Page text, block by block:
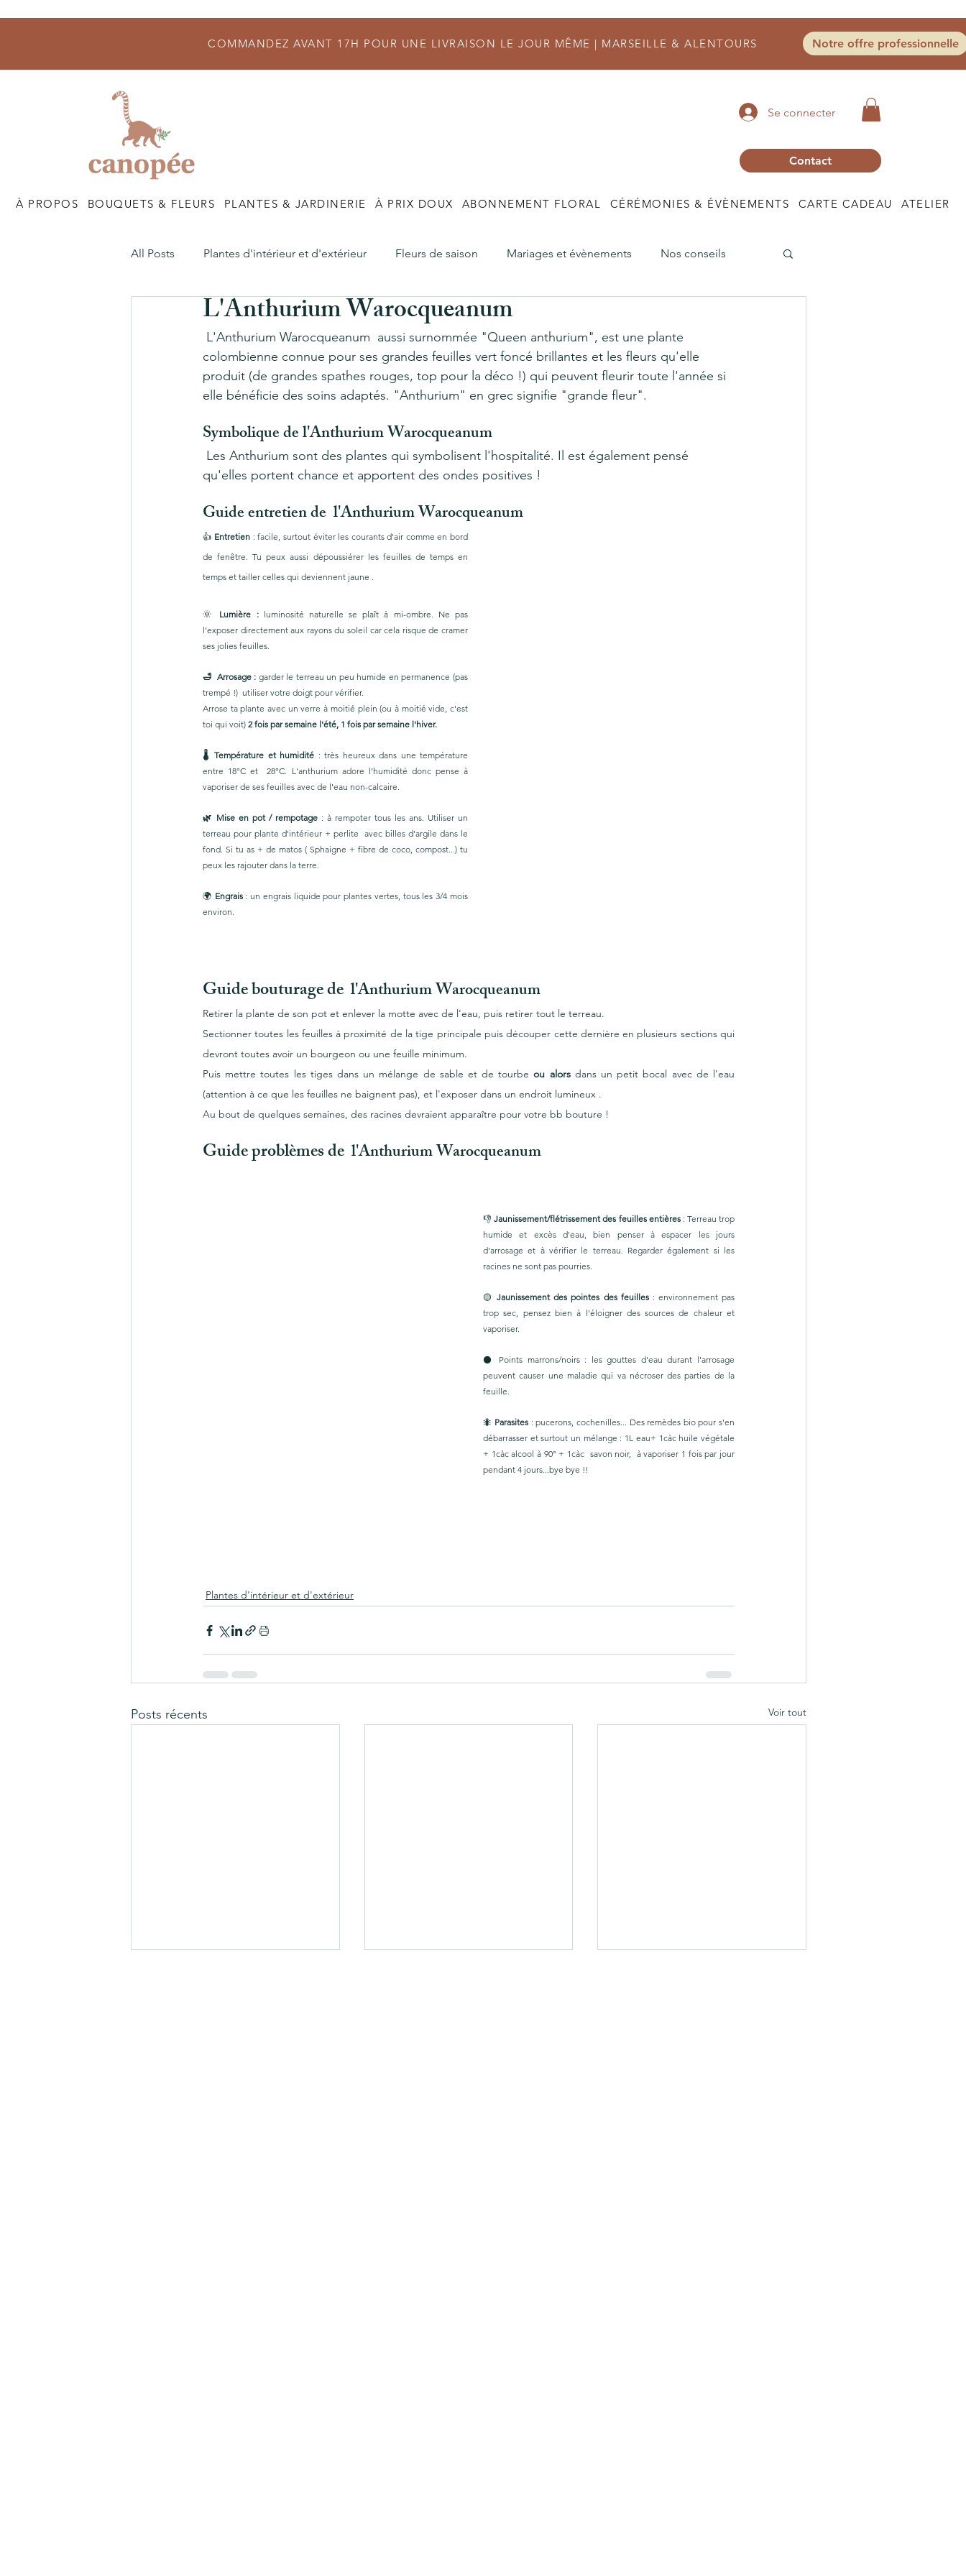
COMMANDEZ AVANT 17H POUR UNE LIVRAISON LE JOUR MÊME | MARSEILLE & ALENTOURS Notre offre professionnelle
Se connecter
Contact
À PROPOS BOUQUETS & FLEURS PLANTES & JARDINERIE À PRIX DOUX ABONNEMENT FLORAL CÉRÉMONIES & ÉVÈNEMENTS CARTE CADEAU ATELIER
All Posts Plantes d'intérieur et d'extérieur Fleurs de saison Mariages et évènements Nos conseils
Nos Boutiques Nos Ateliers Commande et Livraison Fleuriste
L'Anthurium Warocqueanum
colombienne connue pour ses grandes feuilles vert foncé brillantes et les fleurs qu'elle
produit (de grandes spathes rouges, top pour la déco !) qui peuvent fleurir toute l'année si
elle bénéficie des soins adaptés. "Anthurium" en grec signifie "grande fleur".
Symbolique de l'Anthurium Warocqueanum
qu'elles portent chance et apportent des ondes positives !
Guide entretien de  l'Anthurium Warocqueanum
👍 Entretien : facile, surtout éviter les courants d'air comme en bord
de fenêtre. Tu peux aussi dépoussiérer les feuilles de temps en
temps et tailler celles qui deviennent jaune .
🌞 Lumière : luminosité naturelle se plaît à mi-ombre. Ne pas
l’exposer directement aux rayons du soleil car cela risque de cramer
ses jolies feuilles.
🛁  Arrosage : garder le terreau un peu humide en permanence (pas
trempé !)  utiliser votre doigt pour vérifier.
Arrose ta plante avec un verre à moitié plein (ou à moitié vide, c'est
toi qui voit) 2 fois par semaine l'été, 1 fois par semaine l'hiver.
🌡 Température et humidité : très heureux dans une température
entre 18°C et  28°C. L'anthurium adore l’humidité donc pense à
vaporiser de ses feuilles avec de l'eau non-calcaire.
🌿 Mise en pot / rempotage : à rempoter tous les ans. Utiliser un
terreau pour plante d'intérieur + perlite  avec billes d'argile dans le
fond. Si tu as + de matos ( Sphaigne + fibre de coco, compost...) tu
peux les rajouter dans la terre.
🌍 Engrais : un engrais liquide pour plantes vertes, tous les 3/4 mois
environ.
Guide bouturage de l'Anthurium Warocqueanum
Retirer la plante de son pot et enlever la motte avec de l'eau, puis retirer tout le terreau.
Sectionner toutes les feuilles à proximité de la tige principale puis découper cette dernière en plusieurs sections qui
devront toutes avoir un bourgeon ou une feuille minimum.
Puis mettre toutes les tiges dans un mélange de sable et de tourbe ou alors dans un petit bocal avec de l'eau
(attention à ce que les feuilles ne baignent pas), et l'exposer dans un endroit lumineux .
Au bout de quelques semaines, des racines devraient apparaître pour votre bb bouture !
Guide problèmes de l'Anthurium Warocqueanum
👎 Jaunissement/flétrissement des feuilles entières : Terreau trop
humide et excès d'eau, bien penser à espacer les jours
d'arrosage et à vérifier le terreau. Regarder également si les
racines ne sont pas pourries.
🟡 Jaunissement des pointes des feuilles : environnement pas
trop sec, pensez bien à l'éloigner des sources de chaleur et
vaporiser.
⚫️ Points marrons/noirs : les gouttes d'eau durant l'arrosage
peuvent causer une maladie qui va nécroser des parties de la
feuille.
🐜 Parasites : pucerons, cochenilles... Des remèdes bio pour s'en
débarrasser et surtout un mélange : 1L eau+ 1càc huile végétale
+ 1càc alcool à 90° + 1càc  savon noir,  à vaporiser 1 fois par jour
pendant 4 jours...bye bye !!
Plantes d'intérieur et d'extérieur
Posts récents Voir tout